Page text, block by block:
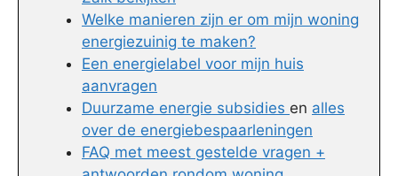
Welke manieren zijn er om mijn woning
energiezuinig te maken?
Een energielabel voor mijn huis
aanvragen
Duurzame energie subsidies en alles
over de energiebespaarleningen
FAQ met meest gestelde vragen +